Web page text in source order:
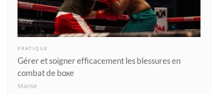
PRATIQUE
Gérer et soigner efficacement les blessures en
combat de boxe
Marise